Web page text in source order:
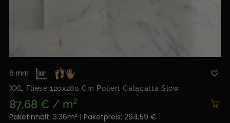
6 mm
XXL Fliese 120x280 Cm Poliert Calacatta Slow
87,68 € / m²
Paketinhalt: 3.36m² | Paketpreis: 294,59 €